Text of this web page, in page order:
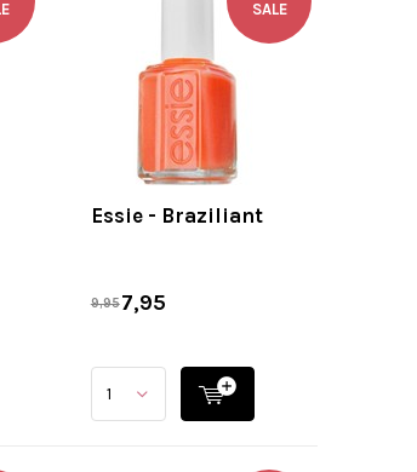
Essie - Braziliant
SALE
9,957,95